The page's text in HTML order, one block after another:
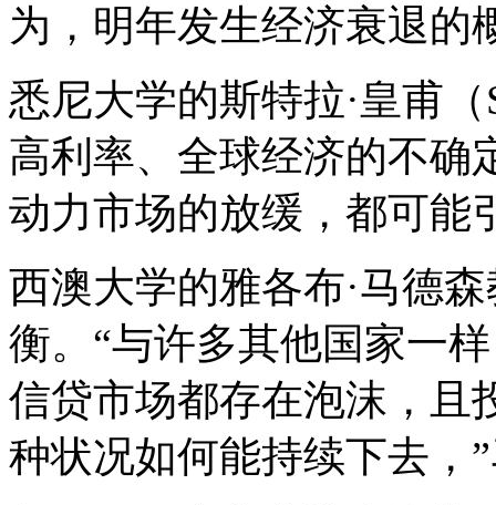
为，明年发生经济衰退的
悉尼大学的斯特拉·皇甫（
高利率、全球经济的不确
动力市场的放缓，都可能
西澳大学的雅各布·马德
衡。“与许多其他国家一
信贷市场都存在泡沫，且
种状况如何能持续下去，